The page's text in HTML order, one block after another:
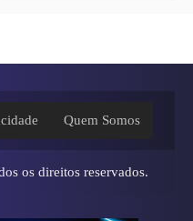
Quem Somos
os direitos reservados.